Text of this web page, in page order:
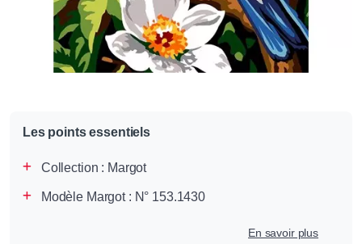
Les points essentiels
Collection : Margot
Modèle Margot : N° 153.1430
En savoir plus